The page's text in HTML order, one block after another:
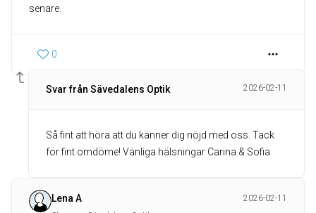
senare.
0
Svar från Sävedalens Optik 2026-02-11
Så fint att höra att du känner dig nöjd med oss. Tack
för fint omdöme! Vänliga hälsningar Carina & Sofia
Lena A
2026-02-11